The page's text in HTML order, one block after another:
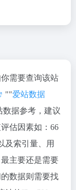
需要查询该站
""爱站数据
数据参考，建议
估因素如：66
及索引量、用
主要还是需要
数据则需要找